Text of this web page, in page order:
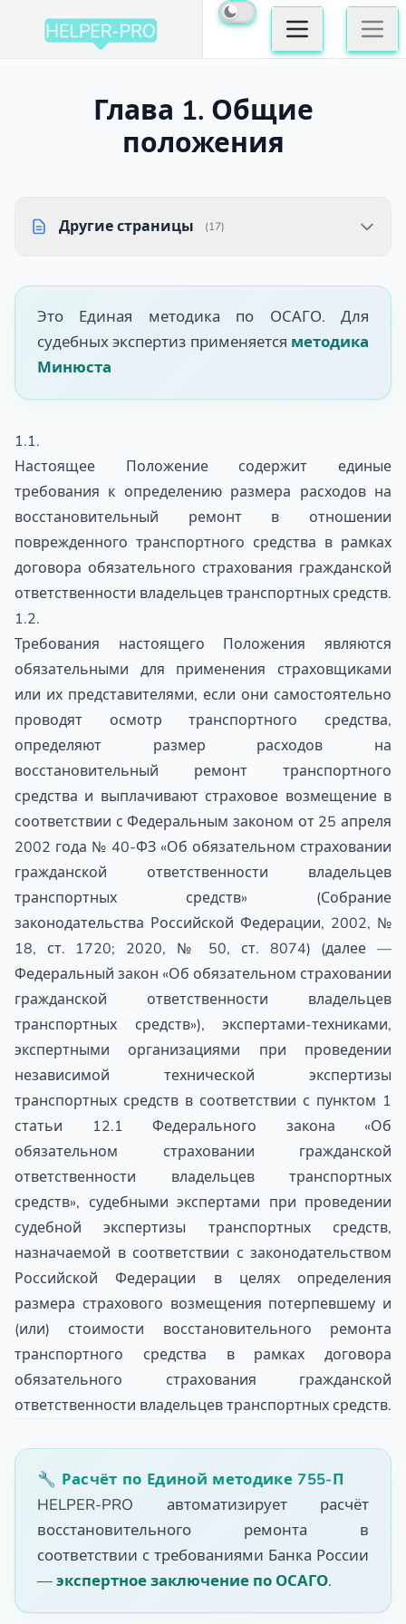
Глава 1. Общие
положения
Другие страницы (17)
Это Единая методика по ОСАГО. Для
судебных экспертиз применяется методика
Минюста
1.1.
Настоящее Положение содержит единые
требования к определению размера расходов на
восстановительный ремонт в отношении
поврежденного транспортного средства в рамках
договора обязательного страхования гражданской
ответственности владельцев транспортных средств.
1.2.
Требования настоящего Положения являются
обязательными для применения страховщиками
или их представителями, если они самостоятельно
проводят осмотр транспортного средства,
определяют размер расходов на
восстановительный ремонт транспортного
средства и выплачивают страховое возмещение в
соответствии с Федеральным законом от 25 апреля
2002 года № 40-ФЗ «Об обязательном страховании
гражданской ответственности владельцев
транспортных средств» (Собрание
законодательства Российской Федерации, 2002, №
18, ст. 1720; 2020, № 50, ст. 8074) (далее —
Федеральный закон «Об обязательном страховании
гражданской ответственности владельцев
транспортных средств»), экспертами-техниками,
экспертными организациями при проведении
независимой технической экспертизы
транспортных средств в соответствии с пунктом 1
статьи 12.1 Федерального закона «Об
обязательном страховании гражданской
ответственности владельцев транспортных
средств», судебными экспертами при проведении
судебной экспертизы транспортных средств,
назначаемой в соответствии с законодательством
Российской Федерации в целях определения
размера страхового возмещения потерпевшему и
(или) стоимости восстановительного ремонта
транспортного средства в рамках договора
обязательного страхования гражданской
ответственности владельцев транспортных средств.
🔧 Расчёт по Единой методике 755-П
HELPER-PRO автоматизирует расчёт
восстановительного ремонта в
соответствии с требованиями Банка России
—экспертное заключение по ОСАГО.